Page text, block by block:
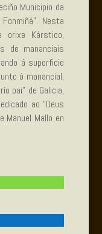
Municipio da
Nesta
orixe Kárstico,
de mananciais
á superficie
ó manancial,
pai” de Galicia,
ao “Deus
Manuel Mallo en